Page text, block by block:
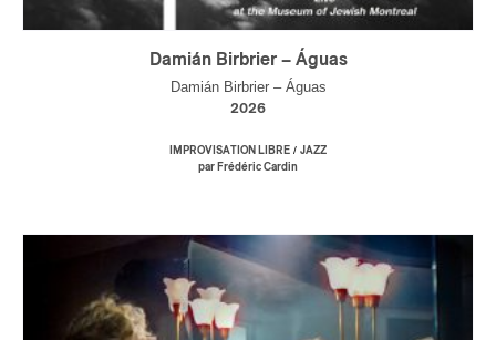
Damián Birbrier – Águas
Damián Birbrier – Águas
2026
IMPROVISATION LIBRE / JAZZ
par Frédéric Cardin